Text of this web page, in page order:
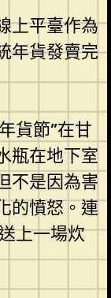
上平臺作為
年貨發賣完
貨節”在甘
瓶在地下室
不是因為害
的憤怒。連
上一場炊